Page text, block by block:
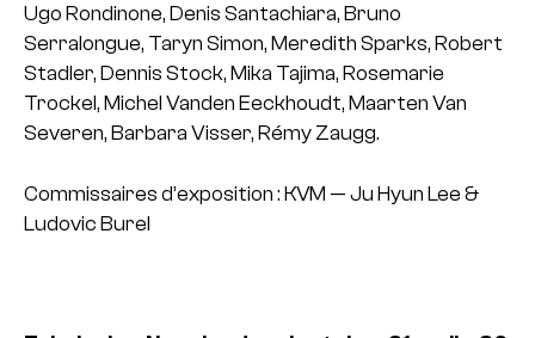
Ugo Rondinone, Denis Santachiara, Bruno
Serralongue, Taryn Simon, Meredith Sparks, Robert
Stadler, Dennis Stock, Mika Tajima, Rosemarie
Trockel, Michel Vanden Eeckhoudt, Maarten Van
Severen, Barbara Visser, Rémy Zaugg.
Commissaires d’exposition : KVM — Ju Hyun Lee &
Ludovic Burel